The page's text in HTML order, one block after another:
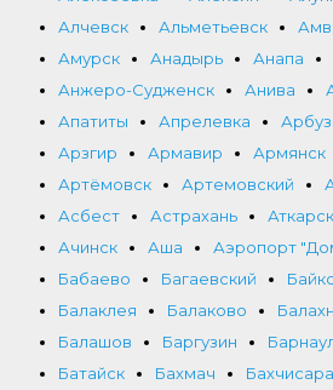
Алчевск
Альметьевск
Амурск
Анадырь Анапа
Анжеро-Судженск
Анива
Апатиты
Апрелевка
Арзгир
Армавир Армянск
Артёмовск
Артемовский
Асбест
Астрахань Аткарск
Ачинск
Аша
Аэропорт
Бабаево
Багаевский
Балаклея
Балаково
Балашов
Баргузин
Батайск
Бахмач